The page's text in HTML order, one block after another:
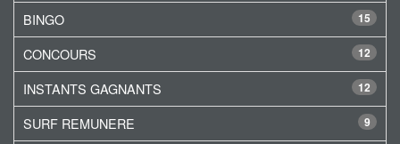
15
BINGO
12
CONCOURS
12
INSTANTS GAGNANTS
9
SURF REMUNERE